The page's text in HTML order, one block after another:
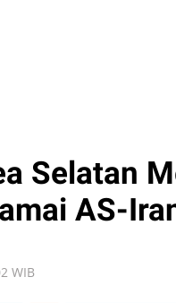
Selatan
AS-
WIB